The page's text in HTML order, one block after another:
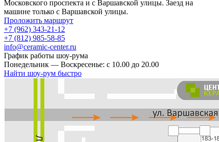
Московского проспекта и с Варшавской улицы. Заезд на
машине только с Варшавской улицы.
Проложить маршрут
+7 (962) 343-21-12
+7 (812) 985-58-85
info@ceramic-center.ru
График работы шоу-рума
Понедельник — Воскресенье: с 10.00 до 20.00
Найти шоу-рум быстро